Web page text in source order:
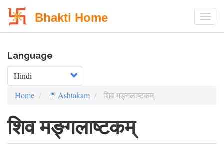
main
content
Bhakti Home
Language
Select your language
Home 🚩 Ashtakam शिव मङ्गलाष्टकम्
शिव मङ्गलाष्टकम्